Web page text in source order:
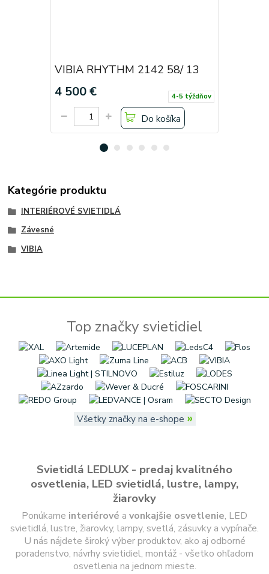
VIBIA RHYTHM 2142 58/ 13
4 500 € 4-5 týždňov
Do košíka
Kategórie produktu
INTERIÉROVÉ SVIETIDLÁ
Závesné
VIBIA
Top značky svietidiel
Všetky značky na e-shope »
Svietidlá LEDLUX - predaj kvalitného
osvetlenia, LED svietidlá, lustre, lampy,
žiarovky
Ponúkame interiérové a vonkajšie osvetlenie, LED
svietidlá, lustre, žiarovky, lampy, svetlá, zásuvky a vypínače.
U nás nájdete široký výber produktov, ako aj odborné
poradenstvo, návrhy svietidiel, montáž - všetko ohľadom
osvetlenia na jednom mieste.